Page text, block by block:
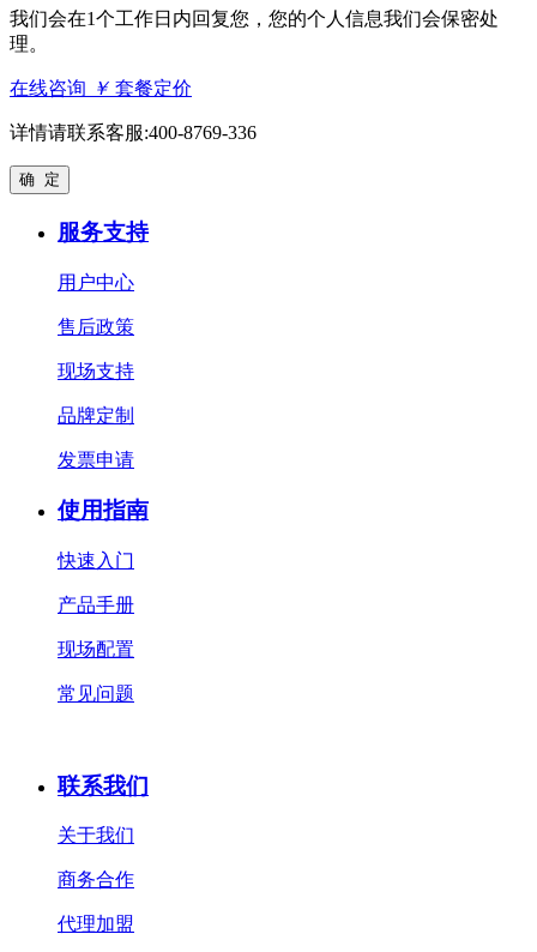
我们会在1个工作日内回复您，您的个人信息我们会保密处
理。
在线咨询 ￥ 套餐定价
详情请联系客服:400-8769-336
确 定
服务支持
用户中心
售后政策
现场支持
品牌定制
发票申请
使用指南
快速入门
产品手册
现场配置
常见问题
联系我们
关于我们
商务合作
代理加盟